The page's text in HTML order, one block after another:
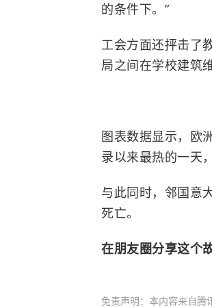
的条件下。”
工会方面还抨击了
局之间在学校建筑
图表数据显示，欧
录以来最热的一天
与此同时，邻国意
死亡。
在朋友圈分享这个
免责声明：本内容来自腾